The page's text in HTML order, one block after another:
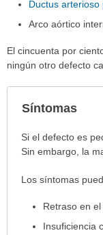
Ductus arterioso
Arco aórtico
El cincuenta por
ningún otro defecto
Síntomas
Síntomas
extendido.
Si el defecto es
Sin embargo, la
Los síntomas
Retraso en
Insuficiencia